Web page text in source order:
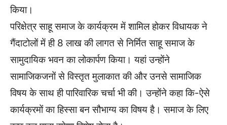
किया।
परिक्षेत्र साहू समाज के कार्यक्रम में शामिल होकर विधायक ने
गैंदाटोलों में ही 8 लाख की लागत से निर्मित साहू समाज के
सामुदायिक भवन का लोकार्पण किया। यहां उन्होंने
सामाजिकजनों से विस्तृत मुलाकात की और उनसे सामाजिक
विषय के साथ ही पारिवारिक चर्चा भी की। उन्होंने कहा कि-ऐसे
कार्यक्रमों का हिस्सा बन सौभाग्य का विषय है। समाज के लिए